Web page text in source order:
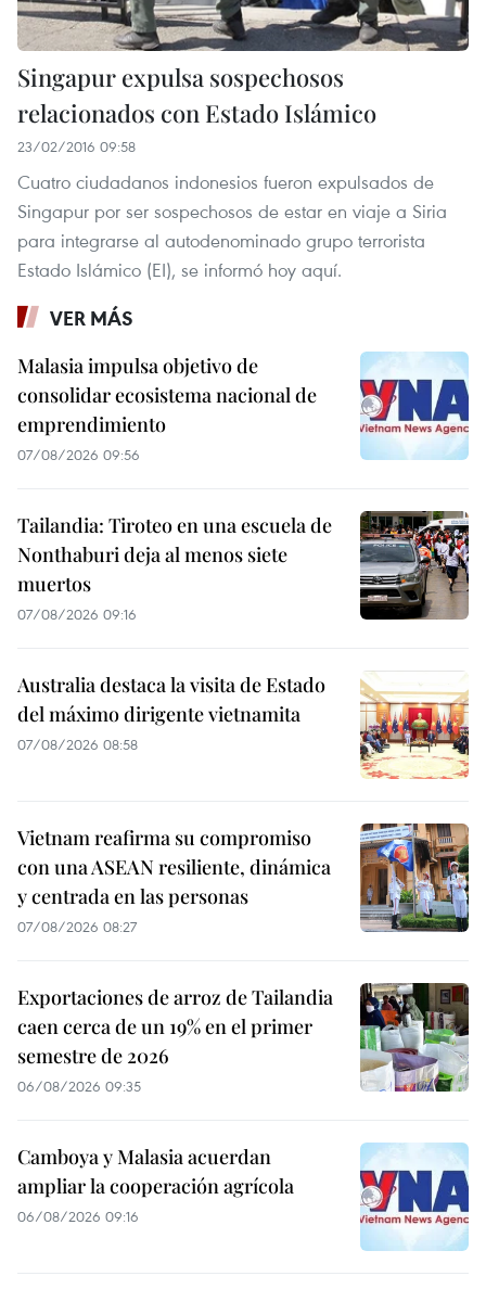
Singapur expulsa sospechosos
relacionados con Estado Islámico
23/02/2016 09:58
Cuatro ciudadanos indonesios fueron expulsados de
Singapur por ser sospechosos de estar en viaje a Siria
para integrarse al autodenominado grupo terrorista
Estado Islámico (EI), se informó hoy aquí.
VER MÁS
Malasia impulsa objetivo de
consolidar ecosistema nacional de
emprendimiento
07/08/2026 09:56
Tailandia: Tiroteo en una escuela de
Nonthaburi deja al menos siete
muertos
07/08/2026 09:16
Australia destaca la visita de Estado
del máximo dirigente vietnamita
07/08/2026 08:58
Vietnam reafirma su compromiso
con una ASEAN resiliente, dinámica
y centrada en las personas
07/08/2026 08:27
Exportaciones de arroz de Tailandia
caen cerca de un 19% en el primer
semestre de 2026
06/08/2026 09:35
Camboya y Malasia acuerdan
ampliar la cooperación agrícola
06/08/2026 09:16